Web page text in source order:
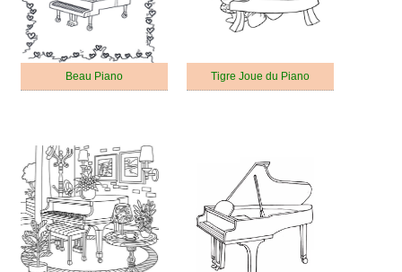
Beau Piano Tigre Joue du Piano